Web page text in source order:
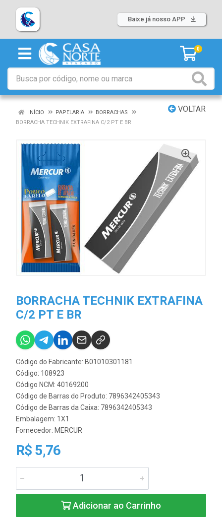
Baixe já nosso APP
0
VOLTAR
INÍCIO PAPELARIA
BORRACHAS
BORRACHA TECHNIK EXTRAFINA C/2 PT E BR
BORRACHA TECHNIK EXTRAFINA
C/2 PT E BR
Código do Fabricante: B01010301181
Código: 108923
Código NCM: 40169200
Código de Barras do Produto: 7896342405343
Código de Barras da Caixa: 7896342405343
Embalagem: 1X1
Fornecedor: MERCUR
R$ 5,76
Adicionar ao Carrinho